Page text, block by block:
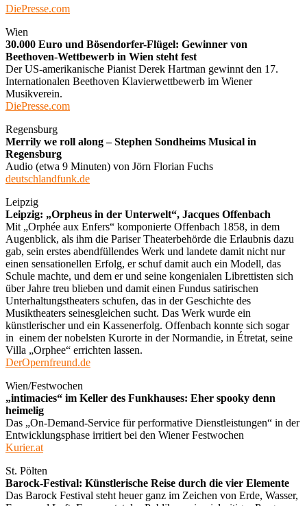
DiePresse.com
Wien
30.000 Euro und Bösendorfer-Flügel: Gewinner von
Beethoven-Wettbewerb in Wien steht fest
Der US-amerikanische Pianist Derek Hartman gewinnt den 17.
Internationalen Beethoven Klavierwettbewerb im Wiener
Musikverein.
DiePresse.com
Regensburg
Merrily we roll along – Stephen Sondheims Musical in
Regensburg
Audio (etwa 9 Minuten) von Jörn Florian Fuchs
deutschlandfunk.de
Leipzig
Leipzig: „Orpheus in der Unterwelt“, Jacques Offenbach
Mit „Orphée aux Enfers“ komponierte Offenbach 1858, in dem
Augenblick, als ihm die Pariser Theaterbehörde die Erlaubnis dazu
gab, sein erstes abendfüllendes Werk und landete damit nicht nur
einen sensationellen Erfolg, er schuf damit auch ein Modell, das
Schule machte, und dem er und seine kongenialen Librettisten sich
über Jahre treu blieben und damit einen Fundus satirischen
Unterhaltungstheaters schufen, das in der Geschichte des
Musiktheaters seinesgleichen sucht. Das Werk wurde ein
künstlerischer und ein Kassenerfolg. Offenbach konnte sich sogar
in einem der nobelsten Kurorte in der Normandie, in Étretat, seine
Villa „Orphee“ errichten lassen.
DerOpernfreund.de
Wien/Festwochen
„intimacies“ im Keller des Funkhauses: Eher spooky denn
heimelig
Das „On-Demand-Service für performative Dienstleistungen“ in der
Entwicklungsphase irritiert bei den Wiener Festwochen
Kurier.at
St. Pölten
Barock-Festival: Künstlerische Reise durch die vier Elemente
Das Barock Festival steht heuer ganz im Zeichen von Erde, Wasser,